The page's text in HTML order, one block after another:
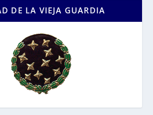
DE LA VIEJA GUARDIA